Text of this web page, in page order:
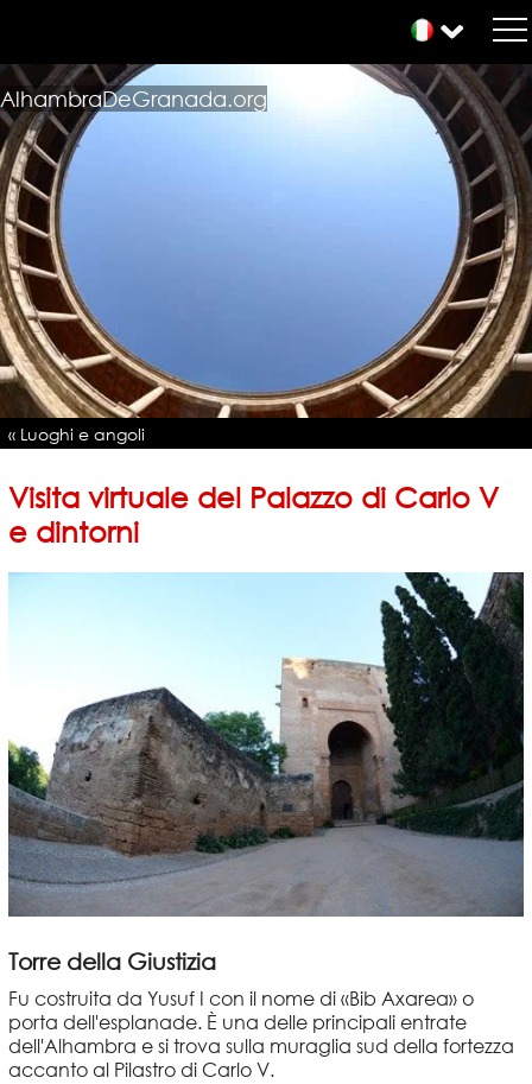
AlhambraDeGranada.org
« Luoghi e angoli
Visita virtuale del Palazzo di Carlo V
e dintorni
Torre della Giustizia
Fu costruita da Yusuf I con il nome di «Bib Axarea» o
porta dell'esplanade. È una delle principali entrate
dell'Alhambra e si trova sulla muraglia sud della fortezza
accanto al Pilastro di Carlo V.